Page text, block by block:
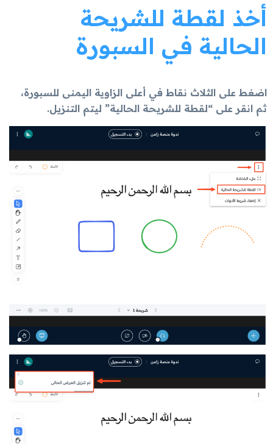
أخذ لقطة للشريحة
الحالية في السبورة
اضغط على الثلاث نقاط في أعلى الزاوية اليمنى للسبورة،
ثم انقر على “لقطة للشريحة الحالية” ليتم التنزيل.